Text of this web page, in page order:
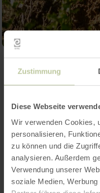
Zustimmung
Diese Webseite
Wir verwenden Cookies,
personalisieren,
zu können und die
analysieren. Außerdem
Verwendung unserer
soziale Medien,